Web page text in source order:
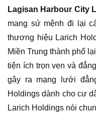
Lagisan Harbour City
mang sứ mệnh đi lại
thương hiệu Larich
Miền Trung thành phố
tiện ích trọn vẹn và
gây ra mạng lưới
Holdings dành cho cư
Larich Holdings nói